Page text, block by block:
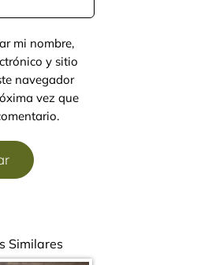
mi nombre,
y sitio
navegador
vez que
Similares